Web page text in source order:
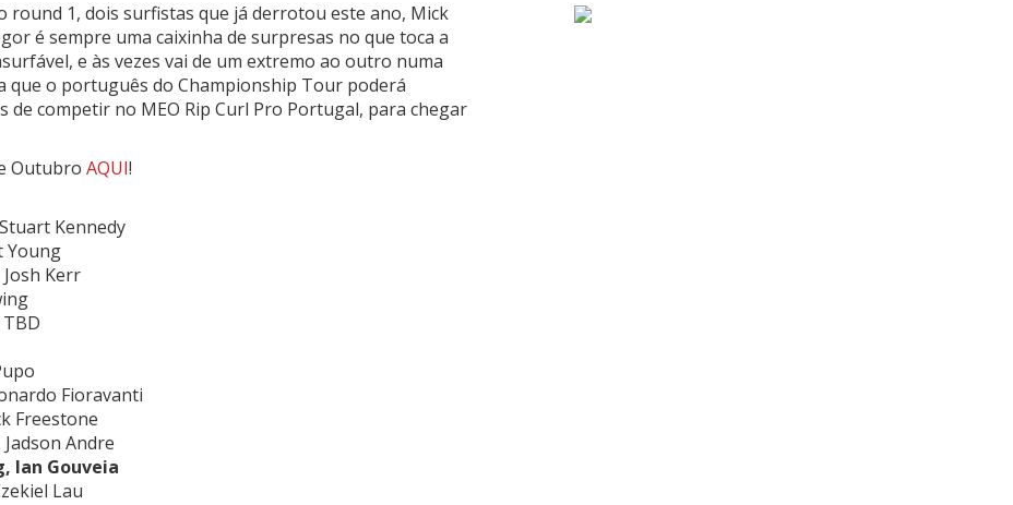
round 1, dois surfistas que já derrotou este ano, Mick
é sempre uma caixinha de surpresas no que toca a
e às vezes vai de um extremo ao outro numa
que o português do Championship Tour poderá
competir no MEO Rip Curl Pro Portugal, para chegar
Outubro AQUI!
Stuart Kennedy
Young
Kerr
TBD
Fioravanti
Freestone
Jadson Andre
Ian Gouveia
Lau